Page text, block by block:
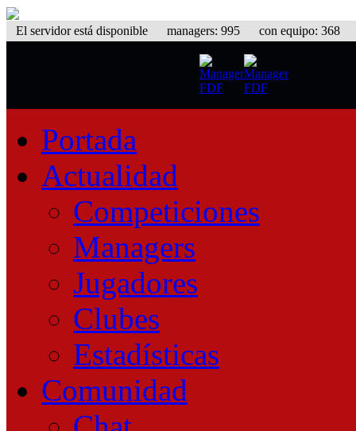
El servidor está disponible managers: 995 con equipo: 368
Portada
Actualidad
Competiciones
Managers
Jugadores
Clubes
Estadísticas
Comunidad